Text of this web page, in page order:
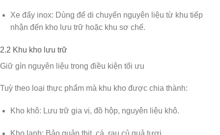
Xe đẩy inox: Dùng để di chuyển nguyên liệu từ khu tiếp
nhận đến kho lưu trữ hoặc khu sơ chế.
2.2 Khu kho lưu trữ
Giữ gìn nguyên liệu trong điều kiện tối ưu
Tuỳ theo loại thực phẩm mà khu kho được chia thành:
Kho khô: Lưu trữ gia vị, đồ hộp, nguyên liệu khô.
Kho lạnh: Bảo quản thịt, cá, rau củ quả tươi.